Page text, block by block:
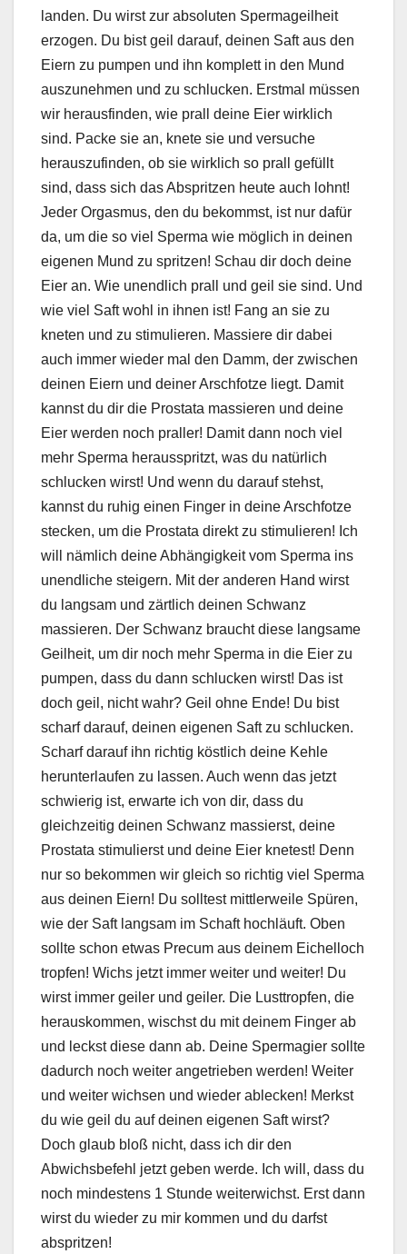
landen. Du wirst zur absoluten Spermageilheit
erzogen. Du bist geil darauf, deinen Saft aus den
Eiern zu pumpen und ihn komplett in den Mund
auszunehmen und zu schlucken. Erstmal müssen
wir herausfinden, wie prall deine Eier wirklich
sind. Packe sie an, knete sie und versuche
herauszufinden, ob sie wirklich so prall gefüllt
sind, dass sich das Abspritzen heute auch lohnt!
Jeder Orgasmus, den du bekommst, ist nur dafür
da, um die so viel Sperma wie möglich in deinen
eigenen Mund zu spritzen! Schau dir doch deine
Eier an. Wie unendlich prall und geil sie sind. Und
wie viel Saft wohl in ihnen ist! Fang an sie zu
kneten und zu stimulieren. Massiere dir dabei
auch immer wieder mal den Damm, der zwischen
deinen Eiern und deiner Arschfotze liegt. Damit
kannst du dir die Prostata massieren und deine
Eier werden noch praller! Damit dann noch viel
mehr Sperma herausspritzt, was du natürlich
schlucken wirst! Und wenn du darauf stehst,
kannst du ruhig einen Finger in deine Arschfotze
stecken, um die Prostata direkt zu stimulieren! Ich
will nämlich deine Abhängigkeit vom Sperma ins
unendliche steigern. Mit der anderen Hand wirst
du langsam und zärtlich deinen Schwanz
massieren. Der Schwanz braucht diese langsame
Geilheit, um dir noch mehr Sperma in die Eier zu
pumpen, dass du dann schlucken wirst! Das ist
doch geil, nicht wahr? Geil ohne Ende! Du bist
scharf darauf, deinen eigenen Saft zu schlucken.
Scharf darauf ihn richtig köstlich deine Kehle
herunterlaufen zu lassen. Auch wenn das jetzt
schwierig ist, erwarte ich von dir, dass du
gleichzeitig deinen Schwanz massierst, deine
Prostata stimulierst und deine Eier knetest! Denn
nur so bekommen wir gleich so richtig viel Sperma
aus deinen Eiern! Du solltest mittlerweile Spüren,
wie der Saft langsam im Schaft hochläuft. Oben
sollte schon etwas Precum aus deinem Eichelloch
tropfen! Wichs jetzt immer weiter und weiter! Du
wirst immer geiler und geiler. Die Lusttropfen, die
herauskommen, wischst du mit deinem Finger ab
und leckst diese dann ab. Deine Spermagier sollte
dadurch noch weiter angetrieben werden! Weiter
und weiter wichsen und wieder ablecken! Merkst
du wie geil du auf deinen eigenen Saft wirst?
Doch glaub bloß nicht, dass ich dir den
Abwichsbefehl jetzt geben werde. Ich will, dass du
noch mindestens 1 Stunde weiterwichst. Erst dann
wirst du wieder zu mir kommen und du darfst
abspritzen!